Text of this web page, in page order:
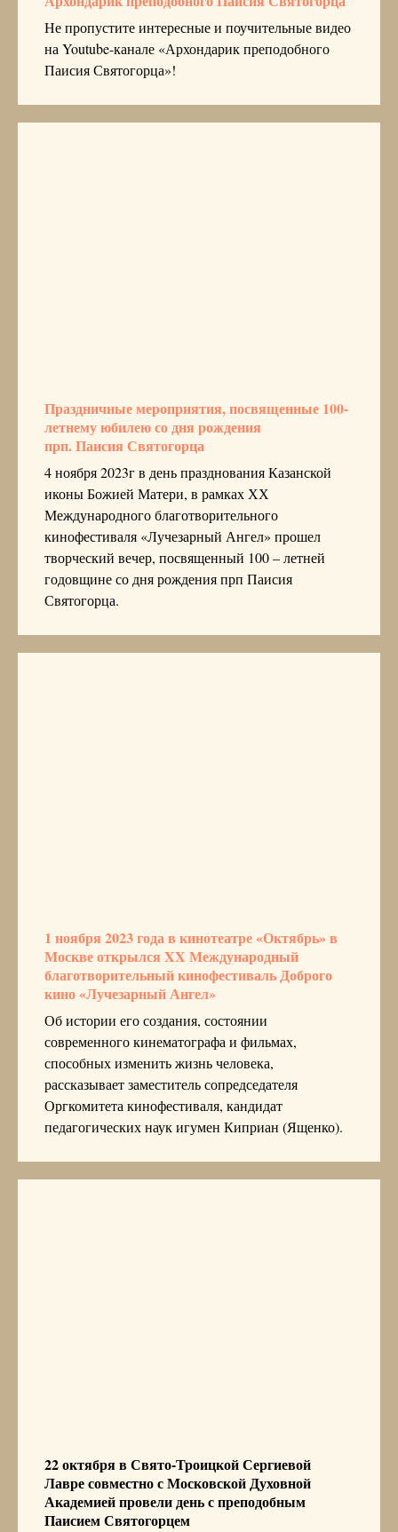
Не пропустите интересные и поучительные видео
на Youtube-канале «Архондарик преподобного
Паисия Святогорца»!
Праздничные мероприятия, посвященные 100-
летнему юбилею со дня рождения
прп. Паисия Святогорца
4 ноября 2023г в день празднования Казанской
иконы Божией Матери, в рамках ХХ
Международного благотворительного
кинофестиваля «Лучезарный Ангел» прошел
творческий вечер, посвященный 100 – летней
годовщине со дня рождения прп Паисия
Святогорца.
1 ноября 2023 года в кинотеатре «Октябрь» в
Москве открылся XX Международный
благотворительный кинофестиваль Доброго
кино «Лучезарный Ангел»
Об истории его создания, состоянии
современного кинематографа и фильмах,
способных изменить жизнь человека,
рассказывает заместитель сопредседателя
Оргкомитета кинофестиваля, кандидат
педагогических наук игумен Киприан (Ященко).
22 октября в Свято-Троицкой Сергиевой
Лавре совместно с Московской Духовной
Академией провели день с преподобным
Паисием Святогорцем